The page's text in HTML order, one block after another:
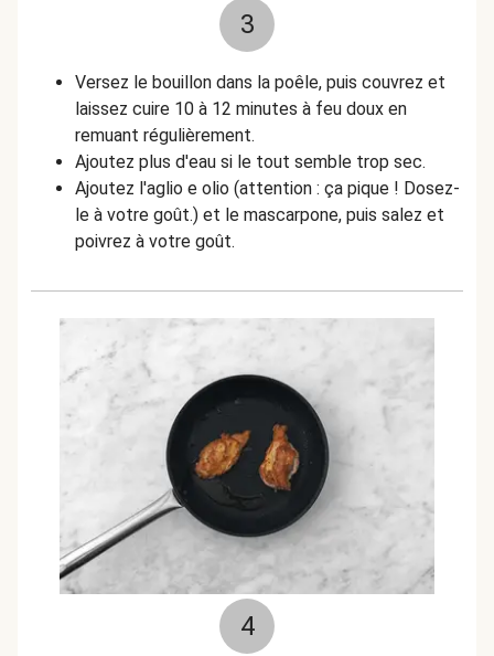
3
Versez le bouillon dans la poêle, puis couvrez et
laissez cuire 10 à 12 minutes à feu doux en
remuant régulièrement.
Ajoutez plus d'eau si le tout semble trop sec.
Ajoutez l'aglio e olio (attention : ça pique ! Dosez-
le à votre goût.) et le mascarpone, puis salez et
poivrez à votre goût.
4